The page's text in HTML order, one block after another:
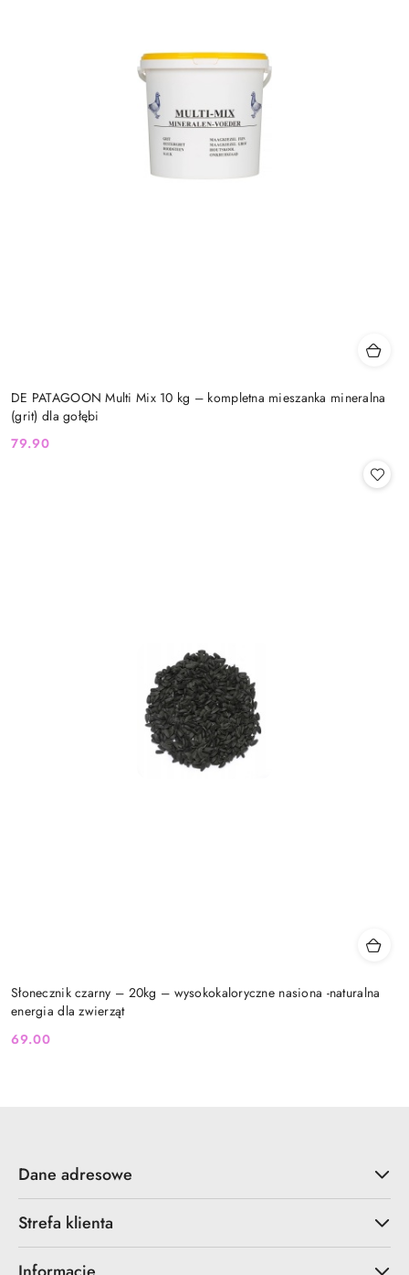
DE PATAGOON Multi Mix 10 kg – kompletna mieszanka mineralna
(grit) dla gołębi
Cena:
79.90
Słonecznik czarny – 20kg – wysokokaloryczne nasiona -naturalna
energia dla zwierząt
Cena:
69.00
Dane adresowe
Strefa klienta